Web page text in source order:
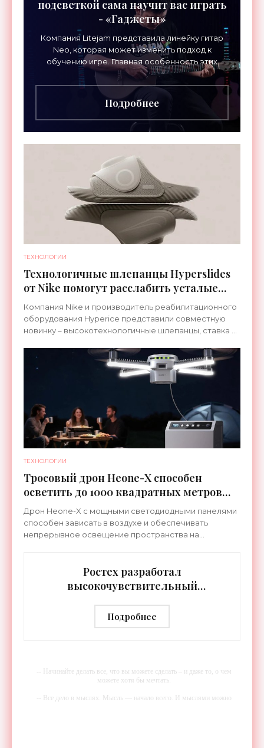
подсветкой сама научит вас играть
- «Гаджеты»
Компания Litejam представила линейку гитар
Neo, которая может изменить подход к
обучению игре. Главная особенность этих
инструментов – встроенная RGB-подсветка
грифа. Светодиоды
Подробнее
ТЕХНОЛОГИИ
Технологичные шлепанцы Hyperslides
от Nike помогут расслабить усталые
ноги после тренировки - «Гаджеты»
Компания Nike и производитель реабилитационного
оборудования Hyperice представили совместную
новинку – высокотехнологичные шлепанцы, ставка в
ТЕХНОЛОГИИ
Тросовый дрон Heone-X способен
осветить до 1000 квадратных метров
земли - «Беспилотники»
Дрон Heone-X с мощными светодиодными панелями
способен зависать в воздухе и обеспечивать
непрерывное освещение пространства на
Ростех разработал
высокочувствительный
дальностью распознавания до 2 км
- «Гаджеты»
Подробнее
-- Начинайте делать все, что вы можете сделать – и даже то, о чем
можете хотя бы мечтать.
-- Все дело в мыслях. Мысль — начало всего. И мыслями можно